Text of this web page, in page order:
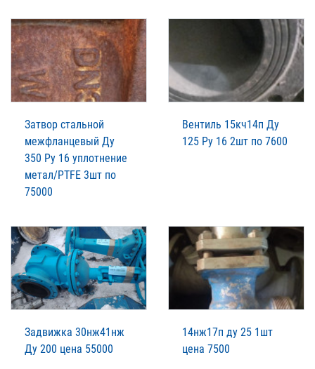
Затвор стальной
межфланцевый Ду
350 Ру 16 уплотнение
метал/PTFE 3шт по
75000
Вентиль 15кч14п Ду
125 Ру 16 2шт по 7600
Задвижка 30нж41нж
Ду 200 цена 55000
14нж17п ду 25 1шт
цена 7500